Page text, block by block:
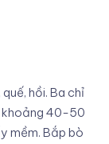
hồi. Ba chỉ
khoảng 40-50
mềm. Bắp bò